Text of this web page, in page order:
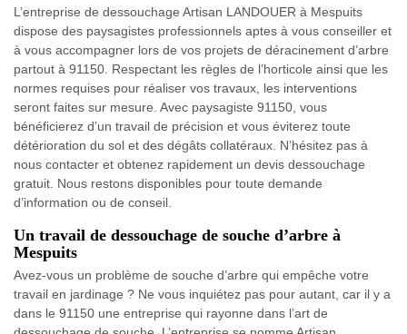
L’entreprise de dessouchage Artisan LANDOUER à Mespuits
dispose des paysagistes professionnels aptes à vous conseiller et
à vous accompagner lors de vos projets de déracinement d’arbre
partout à 91150. Respectant les règles de l’horticole ainsi que les
normes requises pour réaliser vos travaux, les interventions
seront faites sur mesure. Avec paysagiste 91150, vous
bénéficierez d’un travail de précision et vous éviterez toute
détérioration du sol et des dégâts collatéraux. N’hésitez pas à
nous contacter et obtenez rapidement un devis dessouchage
gratuit. Nous restons disponibles pour toute demande
d’information ou de conseil.
Un travail de dessouchage de souche d’arbre à
Mespuits
Avez-vous un problème de souche d’arbre qui empêche votre
travail en jardinage ? Ne vous inquiétez pas pour autant, car il y a
dans le 91150 une entreprise qui rayonne dans l’art de